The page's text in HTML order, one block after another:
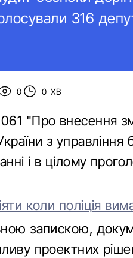
316
0 0 ХВ
"Про внесення
з
і в цілому
коли поліція
запискою,
проектних